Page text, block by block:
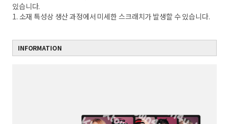
있습니다.
1. 소재 특성상 생산 과정에서 미세한 스크래치가 발생할 수 있습니다.
INFORMATION